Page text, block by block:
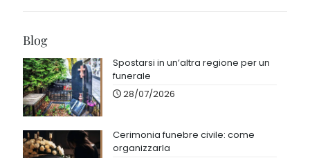
Blog
Spostarsi in un’altra regione per un
funerale
28/07/2026
Cerimonia funebre civile: come
organizzarla